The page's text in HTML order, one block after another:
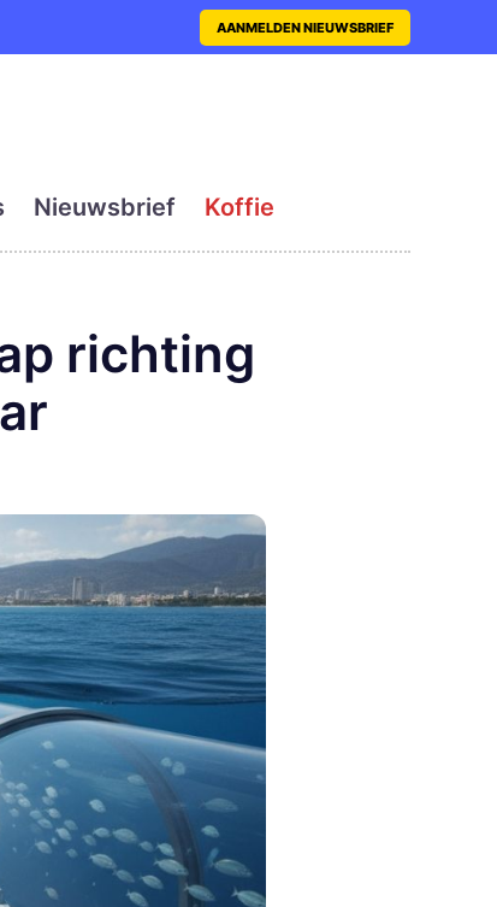
actueel en
AANMELDEN NIEUWSBRIEF
Nieuwsbrief Koffie
richting